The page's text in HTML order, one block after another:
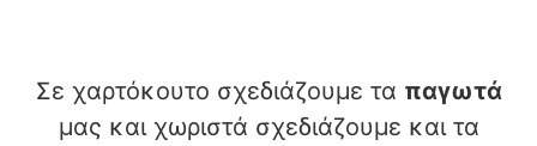
Σε χαρτόκουτο σχεδιάζουμε τα παγωτά
μας και χωριστά σχεδιάζουμε και τα